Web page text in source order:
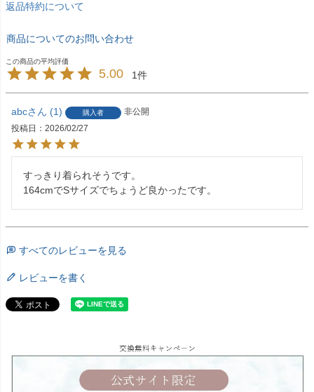
返品特約について
商品についてのお問い合わせ
5.00 1
abc 1 購入者
非公開
投稿日
2026/02/27
すっきり着られそうです。
164cmでSサイズでちょうど良かったです。
すべてのレビューを見る
レビューを書く